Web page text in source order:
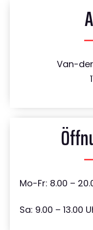
Van-
Mo-Fr: 8.00 –
Sa: 9.00 – 13.00